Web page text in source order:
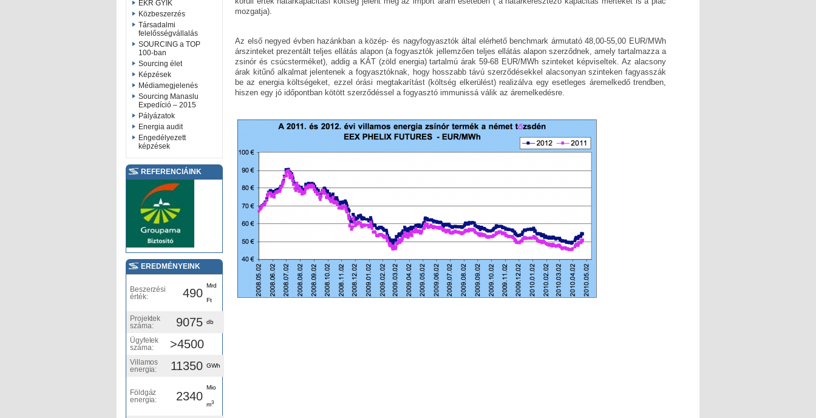
EKR GYIK
Közbeszerzés
Társadalmi
felelősségvállalás
SOURCING a TOP
100-ban
Sourcing élet
Képzések
Médiamegjelenés
Sourcing Manaslu
Expedíció – 2015
Pályázatok
Energia audit
Engedélyezett
képzések
REFERENCIÁINK
EREDMÉNYEINK
Beszerzési
érték:
490
Mrd
Ft
Projektek
száma:
9075 db
Ügyfelek
száma:
>4500
Villamos
energia:
11350 GWh
Földgáz
energia:
2340
Mio
m3
mozgatja).
Az első negyed évben hazánkban a közép- és nagyfogyasztók által elérhető benchmark ármutató 48,00-55,00 EUR/MWh
árszinteket prezentált teljes ellátás alapon (a fogyasztók jellemzően teljes ellátás alapon szerződnek, amely tartalmazza a
zsinór és csúcsterméket), addig a KÁT (zöld energia) tartalmú árak 59-68 EUR/MWh szinteket képviseltek. Az alacsony
árak kitűnő alkalmat jelentenek a fogyasztóknak, hogy hosszabb távú szerződésekkel alacsonyan szinteken fagyasszák
be az energia költségeket, ezzel órási megtakarítást (költség elkerülést) realizálva egy esetleges áremelkedő trendben,
hiszen egy jó időpontban kötött szerződéssel a fogyasztó immunissá válik az áremelkedésre.